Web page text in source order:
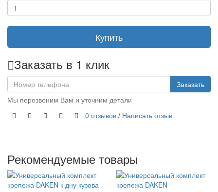
Купить
Заказать в 1 клик
Заказать
Мы перезвоним Вам и уточним детали
0 отзывов / Написать отзыв
Рекомендуемые товары